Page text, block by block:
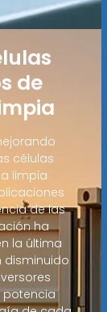
de
células
limpia
de las
ha
la última
disminuido
potencia